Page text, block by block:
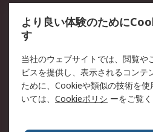
クッキーポリシー
RSについて
会社概要
プレスリリース＆お知ら
より良い体験のために
す
当社のウェブサイトでは、閲覧や
ビスを提供し、表示されるコンテ
ために、Cookieや類似の技術を
いては、 Cookieポリシ ーをご覧く